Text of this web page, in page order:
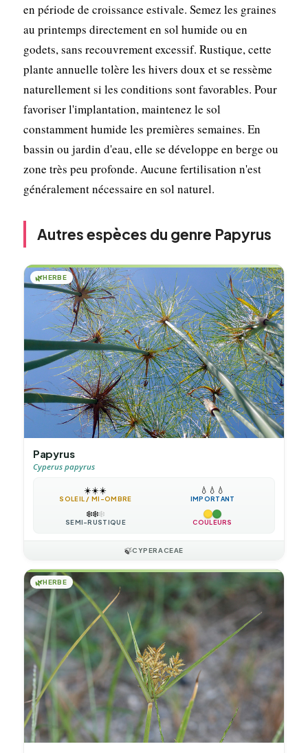
en période de croissance estivale. Semez les graines
au printemps directement en sol humide ou en
godets, sans recouvrement excessif. Rustique, cette
plante annuelle tolère les hivers doux et se ressème
naturellement si les conditions sont favorables. Pour
favoriser l'implantation, maintenez le sol
constamment humide les premières semaines. En
bassin ou jardin d'eau, elle se développe en berge ou
zone très peu profonde. Aucune fertilisation n'est
généralement nécessaire en sol naturel.
Autres espèces du genre Papyrus
🌿HERBE
Papyrus
Cyperus papyrus
☀️☀️☀️
SOLEIL / MI-OMBRE
💧 💧 💧
IMPORTANT
❄️❄️❄️
SEMI-RUSTIQUE COULEURS
🍃CYPERACEAE
🌿HERBE